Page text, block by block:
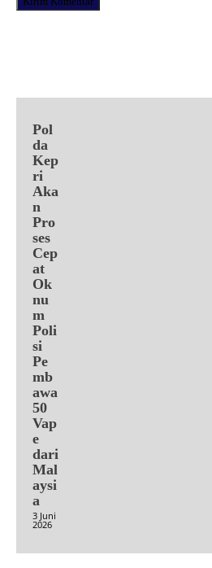
Pol
da
Kep
ri
Aka
n
Pro
ses
Cep
at
Ok
nu
m
Poli
si
Pe
mb
awa
50
Vap
e
dari
Mal
aysi
a
3 Juni
2026